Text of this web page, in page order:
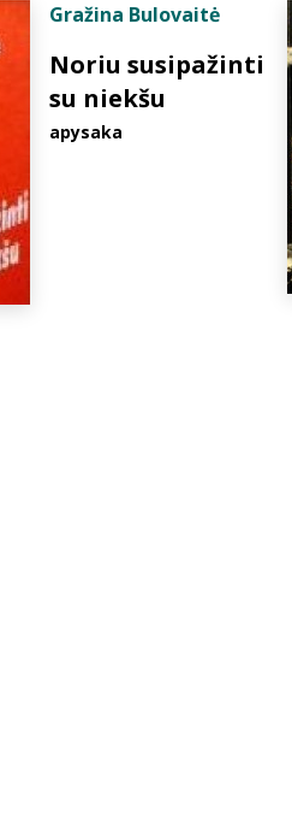
Gražina Bulovaitė
Noriu susipažinti
su niekšu
apysaka